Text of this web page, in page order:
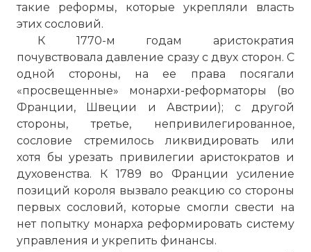
такие реформы, которые укрепляли власть
этих сословий.
К 1770-м годам аристократия
почувствовала давление сразу с двух сторон. С
одной стороны, на ее права посягали
«просвещенные» монархи-реформаторы (во
Франции, Швеции и Австрии); с другой
стороны, третье, непривилегированное,
сословие стремилось ликвидировать или
хотя бы урезать привилегии аристократов и
духовенства. К 1789 во Франции усиление
позиций короля вызвало реакцию со стороны
первых сословий, которые смогли свести на
нет попытку монарха реформировать систему
управления и укрепить финансы.